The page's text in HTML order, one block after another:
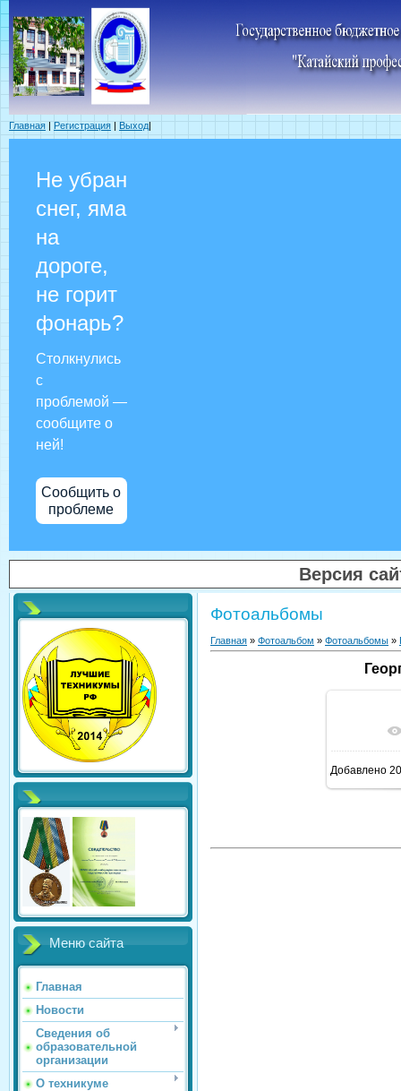
Главная | Регистрация | Выход|
Не убран
снег, яма
на
дороге,
не горит
фонарь?
Столкнулись
с
проблемой —
сообщите о
ней!
Сообщить о
проблеме
Версия
Меню сайта
Главная
Новости
Сведения об
образовательной
организации
О техникуме
Фотоальбомы
Главная » Фотоальбом » Фотоальбомы »
В
Добавлено